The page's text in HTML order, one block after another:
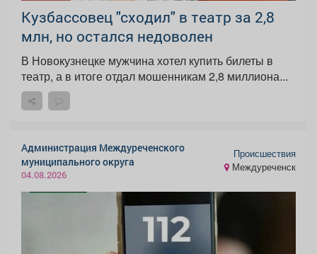
Кузбассовец "сходил" в театр за 2,8
млн, но остался недоволен
В Новокузнецке мужчина хотел купить билеты в
театр, а в итоге отдал мошенникам 2,8 миллиона...
Администрация Междуреченского
муниципального округа
04.08.2026
Происшествия
Междуреченск